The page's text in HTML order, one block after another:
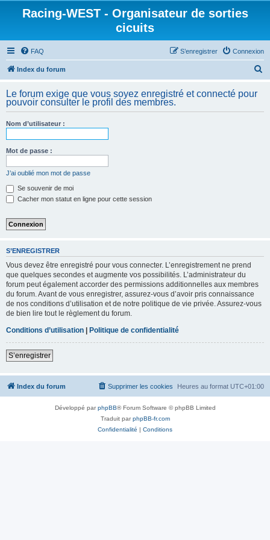
Racing-WEST - Organisateur de sorties
cicuits
FAQ Connexion
S’enregistrer
Index du forum
h
Le forum exige que vous soyez enregistré et connecté pour
pouvoir consulter le profil des membres.
Nom d’utilisateur :
Mot de passe :
J’ai oublié mon mot de passe
Se souvenir de moi
Cacher mon statut en ligne pour cette session
S’ENREGISTRER
Vous devez être enregistré pour vous connecter. L’enregistrement ne prend
que quelques secondes et augmente vos possibilités. L’administrateur du
forum peut également accorder des permissions additionnelles aux membres
du forum. Avant de vous enregistrer, assurez-vous d’avoir pris connaissance
de nos conditions d’utilisation et de notre politique de vie privée. Assurez-vous
de bien lire tout le règlement du forum.
Conditions d’utilisation | Politique de confidentialité
S’enregistrer
Index du forum Heures au format UTC+01:00
Supprimer les cookies
Développé parphpBB® Forum Software © phpBB Limited
Traduit parphpBB-fr.com
Confidentialité | Conditions